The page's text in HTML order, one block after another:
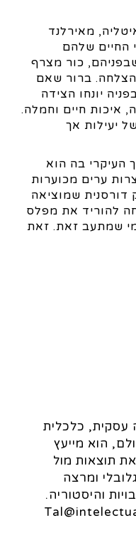
מאירלנד
החיים שלהם
כור מצרף
ברור שאם
יונחו הצידה
איכות חיים וחמלה.
יעילות אך
העיקרי בה הוא
ערים מכוערות
דורסנית שמוציאה
להוריד את מפלס
שמתעב זאת. זאת
כלכלית
הוא מייעץ
תוצאות מול
ומרצה
והיסטוריה.
054-4606270 *